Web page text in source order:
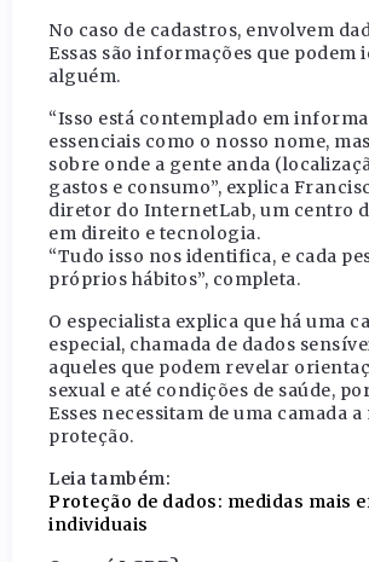
No caso de cadastros, envolvem
Essas são informações que podem
alguém.
“Isso está contemplado em
essenciais como o nosso nome,
sobre onde a gente anda
gastos e consumo”, explica
diretor do InternetLab, um centro
em direito e tecnologia.
“Tudo isso nos identifica, e cada
próprios hábitos”, completa.
O especialista explica que há uma
especial, chamada de dados
aqueles que podem revelar
sexual e até condições de saúde,
Esses necessitam de uma camada a
proteção.
Leia também:
Proteção de dados: medidas mais
individuais